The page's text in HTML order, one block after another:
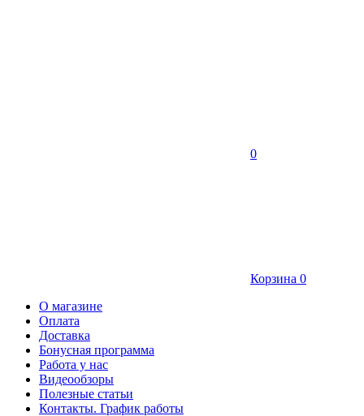
0
Корзина 0
О магазине
Оплата
Доставка
Бонусная программа
Работа у нас
Видеообзоры
Полезные статьи
Контакты. График работы